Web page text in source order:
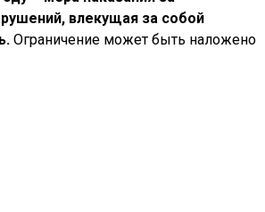
влекущая за собой
Ограничение может быть наложено